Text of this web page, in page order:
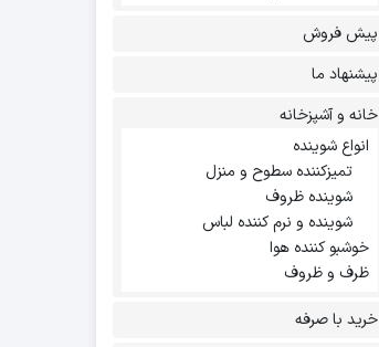
پیش فروش
پیشنهاد ما
خانه و آشپزخانه
انواع شوینده
تمیزکننده سطوح و منزل
شوینده ظروف
شوینده و نرم کننده لباس
خوشبو کننده هوا
ظرف و ظروف
خرید با صرفه